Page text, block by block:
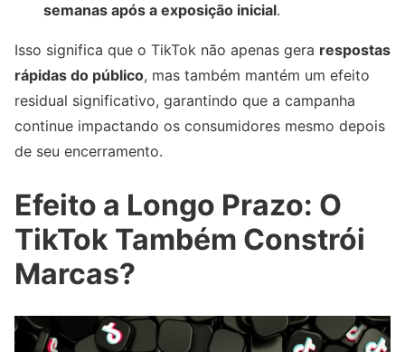
semanas após a exposição inicial.
Isso significa que o TikTok não apenas gera respostas
rápidas do público, mas também mantém um efeito
residual significativo, garantindo que a campanha
continue impactando os consumidores mesmo depois
de seu encerramento.
Efeito a Longo Prazo: O
TikTok Também Constrói
Marcas?